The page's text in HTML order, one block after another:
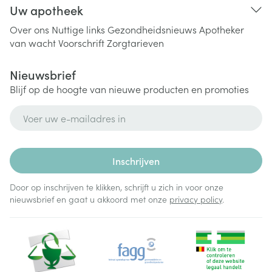
Uw apotheek
Over ons Nuttige links Gezondheidsnieuws Apotheker
van wachtVoorschriftZorgtarieven
Nieuwsbrief
Blijf op de hoogte van nieuwe producten en promoties
Inschrijven
Door op inschrijven te klikken, schrijft u zich in voor onze
nieuwsbrief en gaat u akkoord met onze privacy policy.